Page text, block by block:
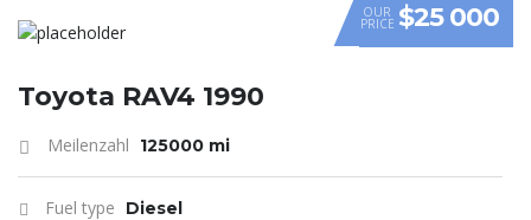
OUR
PRICE $25 000
Toyota RAV4 1990
Meilenzahl 125000 mi
Fuel type Diesel